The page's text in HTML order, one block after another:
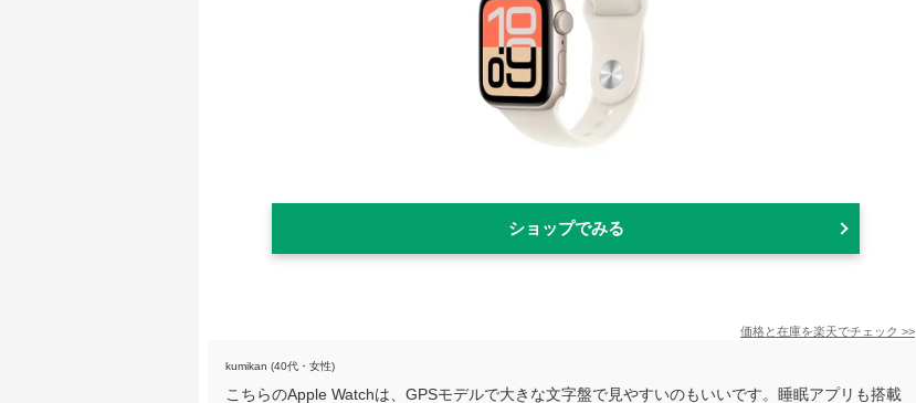
ショップでみる
価格と在庫を楽天でチェック >>
kumikan (40代・女性)
こちらのApple Watchは、GPSモデルで大きな文字盤で見やすいのもいいです。睡眠アプリも搭載